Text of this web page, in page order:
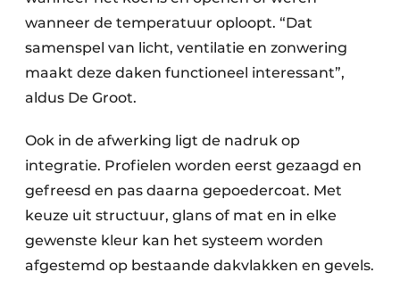
wanneer de temperatuur oploopt. “Dat
samenspel van licht, ventilatie en zonwering
maakt deze daken functioneel interessant”,
aldus De Groot.
Ook in de afwerking ligt de nadruk op
integratie. Profielen worden eerst gezaagd en
gefreesd en pas daarna gepoedercoat. Met
keuze uit structuur, glans of mat en in elke
gewenste kleur kan het systeem worden
afgestemd op bestaande dakvlakken en gevels.